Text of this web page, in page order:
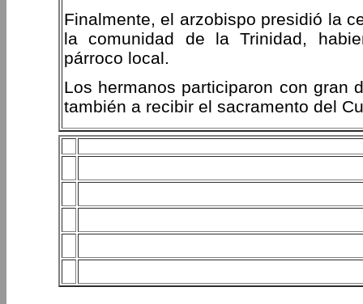
Finalmente, el arzobispo presidió la
la comunidad de la Trinidad,
párroco local.
Los hermanos participaron con gran
también a recibir el sacramento del